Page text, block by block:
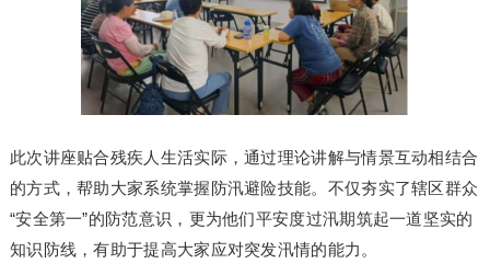
此次讲座贴合残疾人生活实际，通过理论讲解与情景互动相结合
的方式，帮助大家系统掌握防汛避险技能。不仅夯实了辖区群众
“安全第一”的防范意识，更为他们平安度过汛期筑起一道坚实的
知识防线，有助于提高大家应对突发汛情的能力。